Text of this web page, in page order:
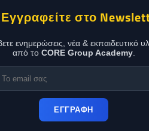
στο
ενημερώσεις, νέα & εκπαιδευτικό
από το CORE Group Academy.
ΕΓΓΡΑΦΗ